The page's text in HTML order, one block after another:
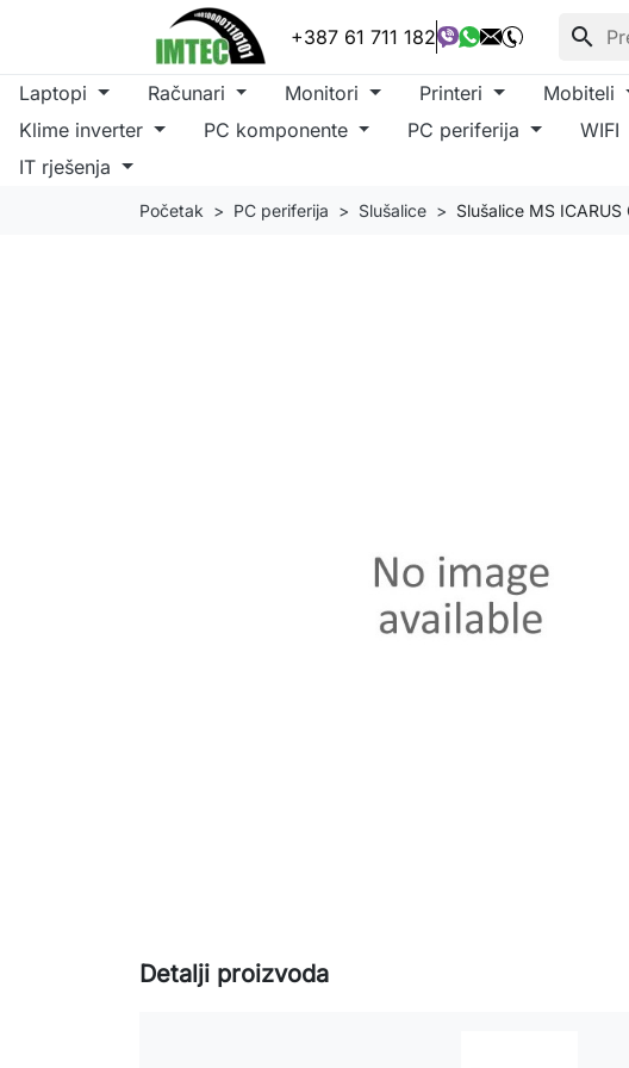
+387 61 711 182 search
Laptopi Računari Monitori Printeri Mobiteli
Klime inverter
PC komponente PC periferija WIFI
IT rješenja
Početak PC periferija Slušalice Slušalice MS
Detalji proizvoda